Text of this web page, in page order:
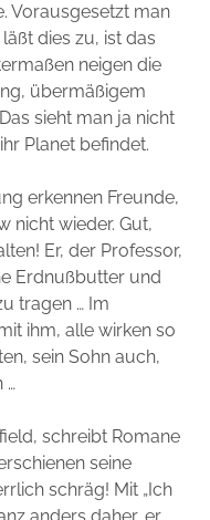
Vorausgesetzt man
dies zu, ist das
neigen die
übermäßigem
sieht man ja nicht
Planet befindet.
erkennen Freunde,
nicht wieder. Gut,
Er, der Professor,
Erdnußbutter und
tragen … Im
ihm, alle wirken so
sein Sohn auch,
…
schreibt Romane
seine
schräg! Mit „Ich